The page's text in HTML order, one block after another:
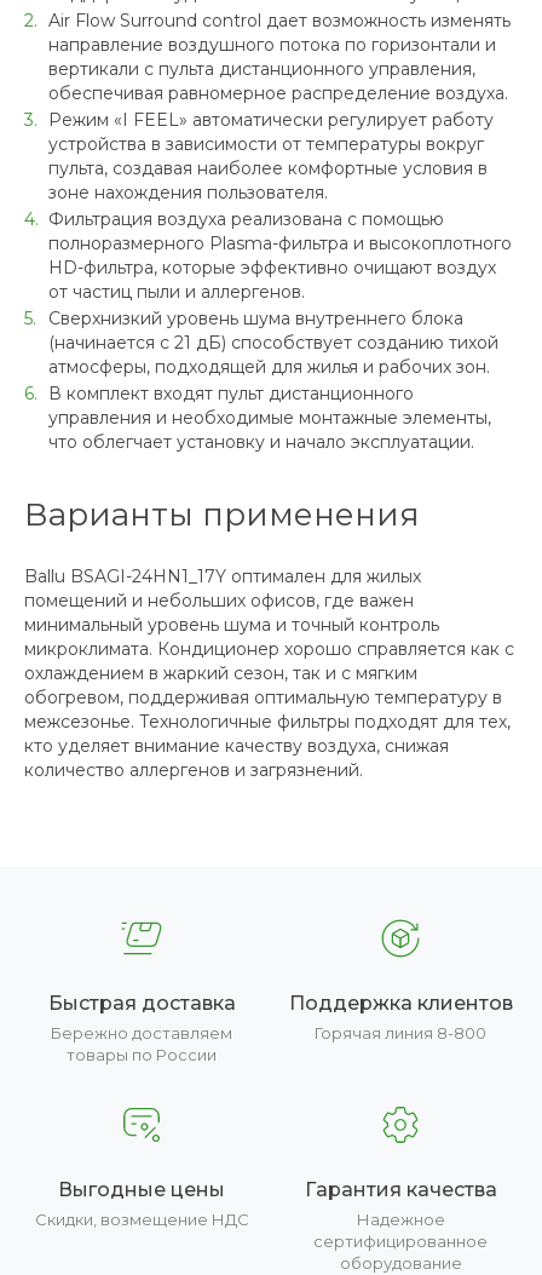
Air Flow Surround control дает возможность изменять
направление воздушного потока по горизонтали и
вертикали с пульта дистанционного управления,
обеспечивая равномерное распределение воздуха.
Режим «I FEEL» автоматически регулирует работу
устройства в зависимости от температуры вокруг
пульта, создавая наиболее комфортные условия в
зоне нахождения пользователя.
Фильтрация воздуха реализована с помощью
полноразмерного Plasma-фильтра и высокоплотного
HD-фильтра, которые эффективно очищают воздух
от частиц пыли и аллергенов.
Сверхнизкий уровень шума внутреннего блока
(начинается с 21 дБ) способствует созданию тихой
атмосферы, подходящей для жилья и рабочих зон.
В комплект входят пульт дистанционного
управления и необходимые монтажные элементы,
что облегчает установку и начало эксплуатации.
Варианты применения
Ballu BSAGI-24HN1_17Y оптимален для жилых
помещений и небольших офисов, где важен
минимальный уровень шума и точный контроль
микроклимата. Кондиционер хорошо справляется как с
охлаждением в жаркий сезон, так и с мягким
обогревом, поддерживая оптимальную температуру в
межсезонье. Технологичные фильтры подходят для тех,
кто уделяет внимание качеству воздуха, снижая
количество аллергенов и загрязнений.
Быстрая доставка
Бережно доставляем
товары по России
Поддержка клиентов
Горячая линия 8-800
Выгодные цены
Скидки, возмещение НДС
Гарантия качества
Надежное
сертифицированное
оборудование